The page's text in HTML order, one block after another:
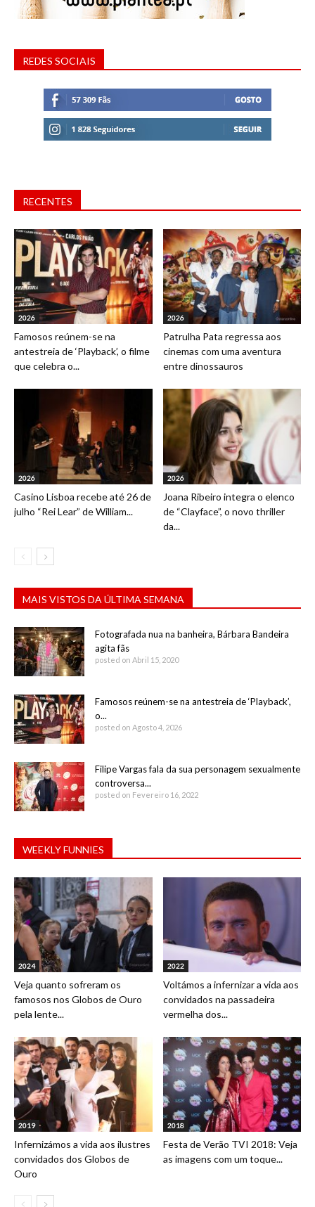
REDES SOCIAIS
RECENTES
2026
Famosos reúnem-se na
antestreia de ‘Playback’, o filme
que celebra o...
2026
Patrulha Pata regressa aos
cinemas com uma aventura
entre dinossauros
2026
Casino Lisboa recebe até 26 de
julho “Rei Lear” de William...
2026
Joana Ribeiro integra o elenco
de “Clayface”, o novo thriller
da...
MAIS VISTOS DA ÚLTIMA SEMANA
Fotografada nua na banheira, Bárbara Bandeira
agita fãs
posted on Abril 15, 2020
Famosos reúnem-se na antestreia de ‘Playback’,
o...
posted on Agosto 4, 2026
Filipe Vargas fala da sua personagem sexualmente
controversa...
posted on Fevereiro 16, 2022
WEEKLY FUNNIES
2024
Veja quanto sofreram os
famosos nos Globos de Ouro
pela lente...
2022
Voltámos a infernizar a vida aos
convidados na passadeira
vermelha dos...
2019
Infernizámos a vida aos ilustres
convidados dos Globos de
Ouro
2018
Festa de Verão TVI 2018: Veja
as imagens com um toque...